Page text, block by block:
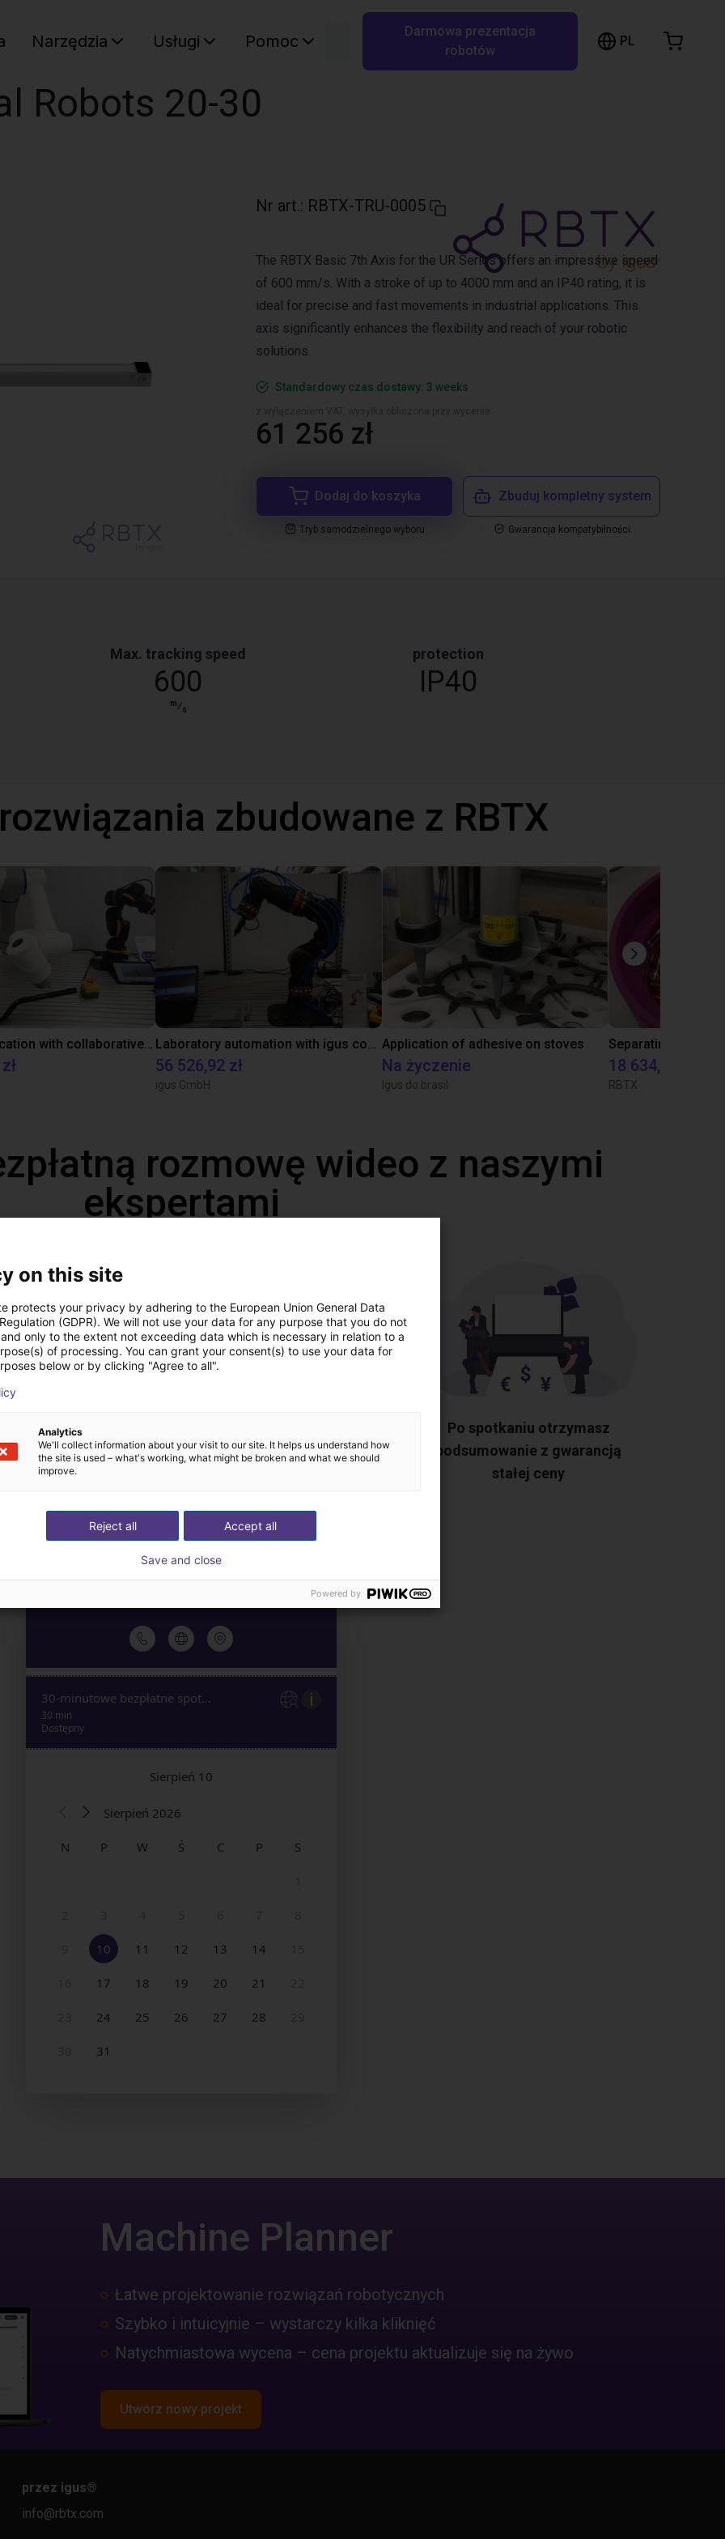
Narzędzia Usługi Pomoc Szukaj w RBTX…
Darmowa prezentacja
robotów
PL
Robots 20-30
Nr art.: RBTX-TRU-0005
The RBTX Basic 7th Axis for the UR Series offers an impressive speed
of 600 mm/s. With a stroke of up to 4000 mm and an IP40 rating, it is
ideal for precise and fast movements in industrial applications. This
axis significantly enhances the flexibility and reach of your robotic
solutions.
Standardowy czas dostawy: 3 weeks
61 256 zł
Dodaj do koszyka
Tryb samodzielnego wyboru
Zbuduj kompletny system
Gwarancja kompatybilności
Max. tracking speed
600
m⁄s
protection
IP40
zbudowane z RBTX
Gluing application with collaborative robot Laboratory automation with igus cobot ReBeL 6DOF
56 526,92 zł
igus GmbH
Application of adhesive on stoves
Na życzenie
Igus do brasil
18 634,80 zł
RBTX
rozmowę wideo z naszymi
ekspertami
nam swoje wyzwanie
automatyzacyjne
komponenty – od robota po
Po spotkaniu otrzymasz
podsumowanie z gwarancją
stałej ceny
Wózek sklepowy
Machine Planner
Łatwe projektowanie rozwiązań robotycznych
Szybko i intuicyjnie – wystarczy kilka kliknięć
Natychmiastowa wycena – cena projektu aktualizuje się na żywo
Utwórz nowy projekt
przez igus®
info@rbtx.com
on this site
protects your privacy by adhering to the European Union General Data
(GDPR). We will not use your data for any purpose that you do not
only to the extent not exceeding data which is necessary in relation to a
of processing. You can grant your consent(s) to use your data for
below or by clicking "Agree to all".
Analytics
We'll collect information about your visit to our site. It helps us understand how
the site is used – what's working, what might be broken and what we should
improve.
Accept all
Reject all
Save and close
Powered by